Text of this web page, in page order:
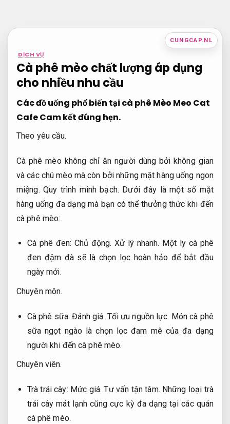
nội
CUNGCAP.NL
DỊCH VỤ
Cà phê mèo chất lượng áp dụng
cho nhiều nhu cầu
Các đồ uống phổ biến tại cà phê Mèo Meo Cat
CafeCam kết đúng hẹn.
Theo yêu cầu.
Cà phê mèo không chỉ ăn người dùng bởi không gian
và các chú mèo mà còn bởi những mặt hàng uống ngon
miệng. Quy trình minh bạch. Dưới đây là một số mặt
hàng uống đa dạng mà bạn có thể thưởng thức khi đến
cà phê mèo:
Cà phê đen: Chủ động. Xử lý nhanh. Một ly cà phê
đen đậm đà sẽ là chọn lọc hoàn hảo để bắt đầu
ngày mới.
Chuyên môn.
Cà phê sữa:Đánh giá. Tối ưu nguồn lực. Món cà phê
sữa ngọt ngào là chọn lọc đam mê của đa dạng
người khi đến cà phê mèo.
Chuyên viên.
Trà trái cây: Mức giá. Tư vấn tận tâm. Những loại trà
trái cây mát lạnh cũng cực kỳ đa dạng tại các quán
cà phê mèo.